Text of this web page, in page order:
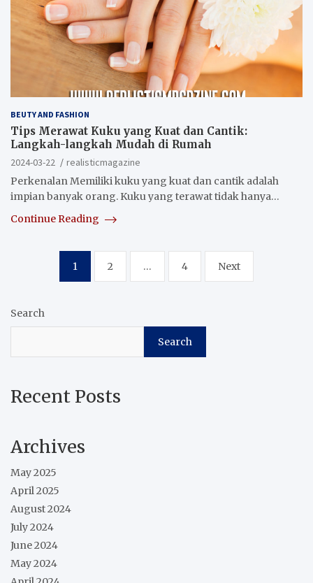
BEUTY AND FASHION
Tips Merawat Kuku yang Kuat dan Cantik:
Langkah-langkah Mudah di Rumah
2024-03-22
realisticmagazine
Perkenalan Memiliki kuku yang kuat dan cantik adalah
impian banyak orang. Kuku yang terawat tidak hanya…
Continue Reading
pagination
1 2 … 4 Next
Search
Search
Recent Posts
Archives
May 2025
April 2025
August 2024
July 2024
June 2024
May 2024